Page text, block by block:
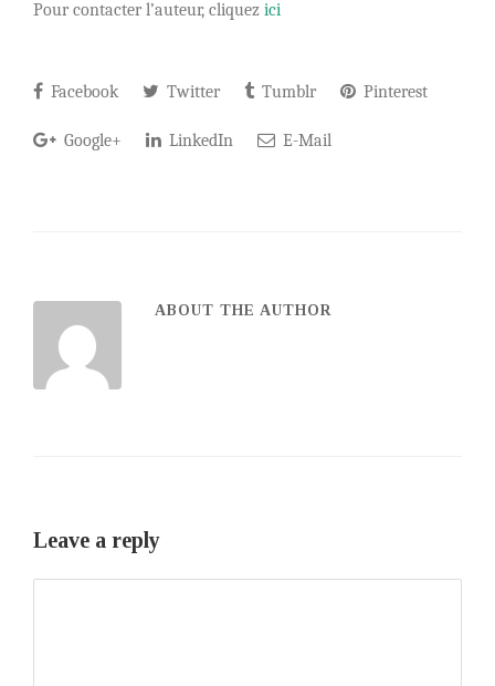
Pour contacter l’auteur, cliquez ici
Facebook Twitter Tumblr Pinterest
Google+ LinkedIn E-Mail
ABOUT THE AUTHOR
Leave a reply